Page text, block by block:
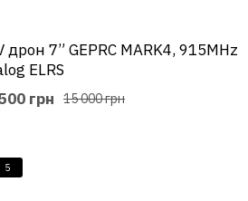
дрон 7” GEPRC MARK4, 915MHz
ELRS
15 000 грн
грн
5